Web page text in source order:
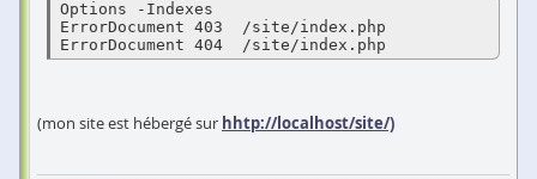
Options -Indexes
ErrorDocument 403  /site/index.php
ErrorDocument 404  /site/index.php
(mon site est hébergé sur hhtp://localhost/site/)